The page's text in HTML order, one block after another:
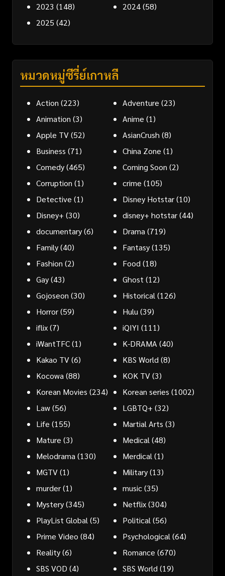
2023 (148) 2024(58)
2025 (42)
หมวดหมู่ซีรี่ย์เกาหลี
Action (223) Adventure (23)
Animation (3) Anime (1)
Apple TV(52) AsianCrush (8)
Business (71) China Zone (1)
Comedy(465) Coming Soon (2)
Corruption (1) crime (105)
Detective (1) Disney Hotstar(10)
Disney+ (30) disney+ hotstar(44)
documentary(6) Drama (719)
Family(40) Fantasy(135)
Fashion (2) Food (18)
Gay(43) Ghost (12)
Gojoseon (30) Historical (126)
Horror(59) Hulu (39)
iflix(7) iQIYI (111)
iWantTFC(1) K-DRAMA (40)
Kakao TV(6) KBS World (8)
Kocowa (88) KOK TV(3)
Korean Movies (234) Korean series (1002)
Law(56) LGBTQ+ (32)
Life (155) Martial Arts (3)
Mature (3) Medical (48)
Melodrama (130) Merdical (1)
MGTV(1) Military(13)
murder(1) music(35)
Mystery(345) Netflix(304)
PlayList Global (5) Political (56)
Prime Video (84) Psychological (64)
Reality(6) Romance (670)
SBS VOD (4) SBS World (19)